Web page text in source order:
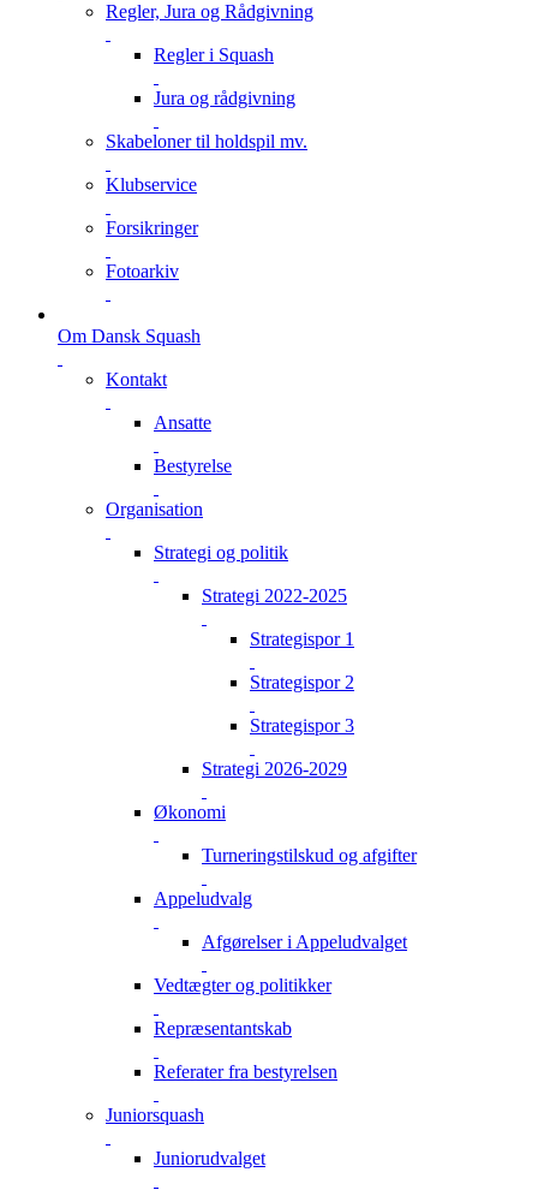
Regler, Jura og Rådgivning
Regler i Squash
Jura og rådgivning
Skabeloner til holdspil mv.
Klubservice
Forsikringer
Fotoarkiv
Om Dansk Squash
Kontakt
Ansatte
Bestyrelse
Organisation
Strategi og politik
Strategi 2022-2025
Strategispor 1
Strategispor 2
Strategispor 3
Strategi 2026-2029
Økonomi
Turneringstilskud og afgifter
Appeludvalg
Afgørelser i Appeludvalget
Vedtægter og politikker
Repræsentantskab
Referater fra bestyrelsen
Juniorsquash
Juniorudvalget